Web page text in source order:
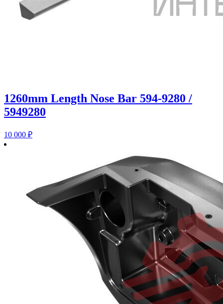
1260mm Length Nose Bar 594-9280 /
5949280
10 000 ₽